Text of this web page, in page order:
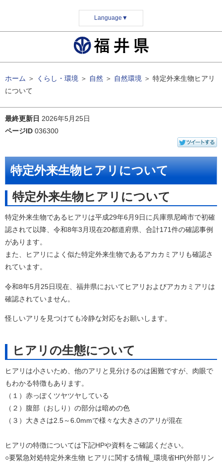
Language ▼
ホーム ＞ くらし・環境 ＞ 自然 ＞ 自然環境 ＞ 特定外来生物ヒアリ
について
最終更新日 2026年5月25日
ページID 036300
特定外来生物ヒアリについて
特定外来生物ヒアリについて
特定外来生物であるヒアリは平成29年6月9日に兵庫県尼崎市で初確
認されて以降、令和8年3月現在20都道府県、合計171件の確認事例
があります。
また、ヒアリによく似た特定外来生物であるアカカミアリも確認さ
れています。
令和8年5月25日現在、福井県においてヒアリおよびアカカミアリは
確認されていません。
怪しいアリを見つけても冷静な対応をお願いします。
ヒアリの生態について
ヒアリは小さいため、他のアリと見分けるのは困難ですが、肉眼で
もわかる特徴もあります。
（１）赤っぽくツヤツヤしている
（２）腹部（おしり）の部分は暗めの色
（３）大きさは2.5～6.0mmで様々な大きさのアリが混在
ヒアリの特徴については下記HPや資料をご確認ください。
○要緊急対処特定外来生物 ヒアリに関する情報_環境省HP(外部リン